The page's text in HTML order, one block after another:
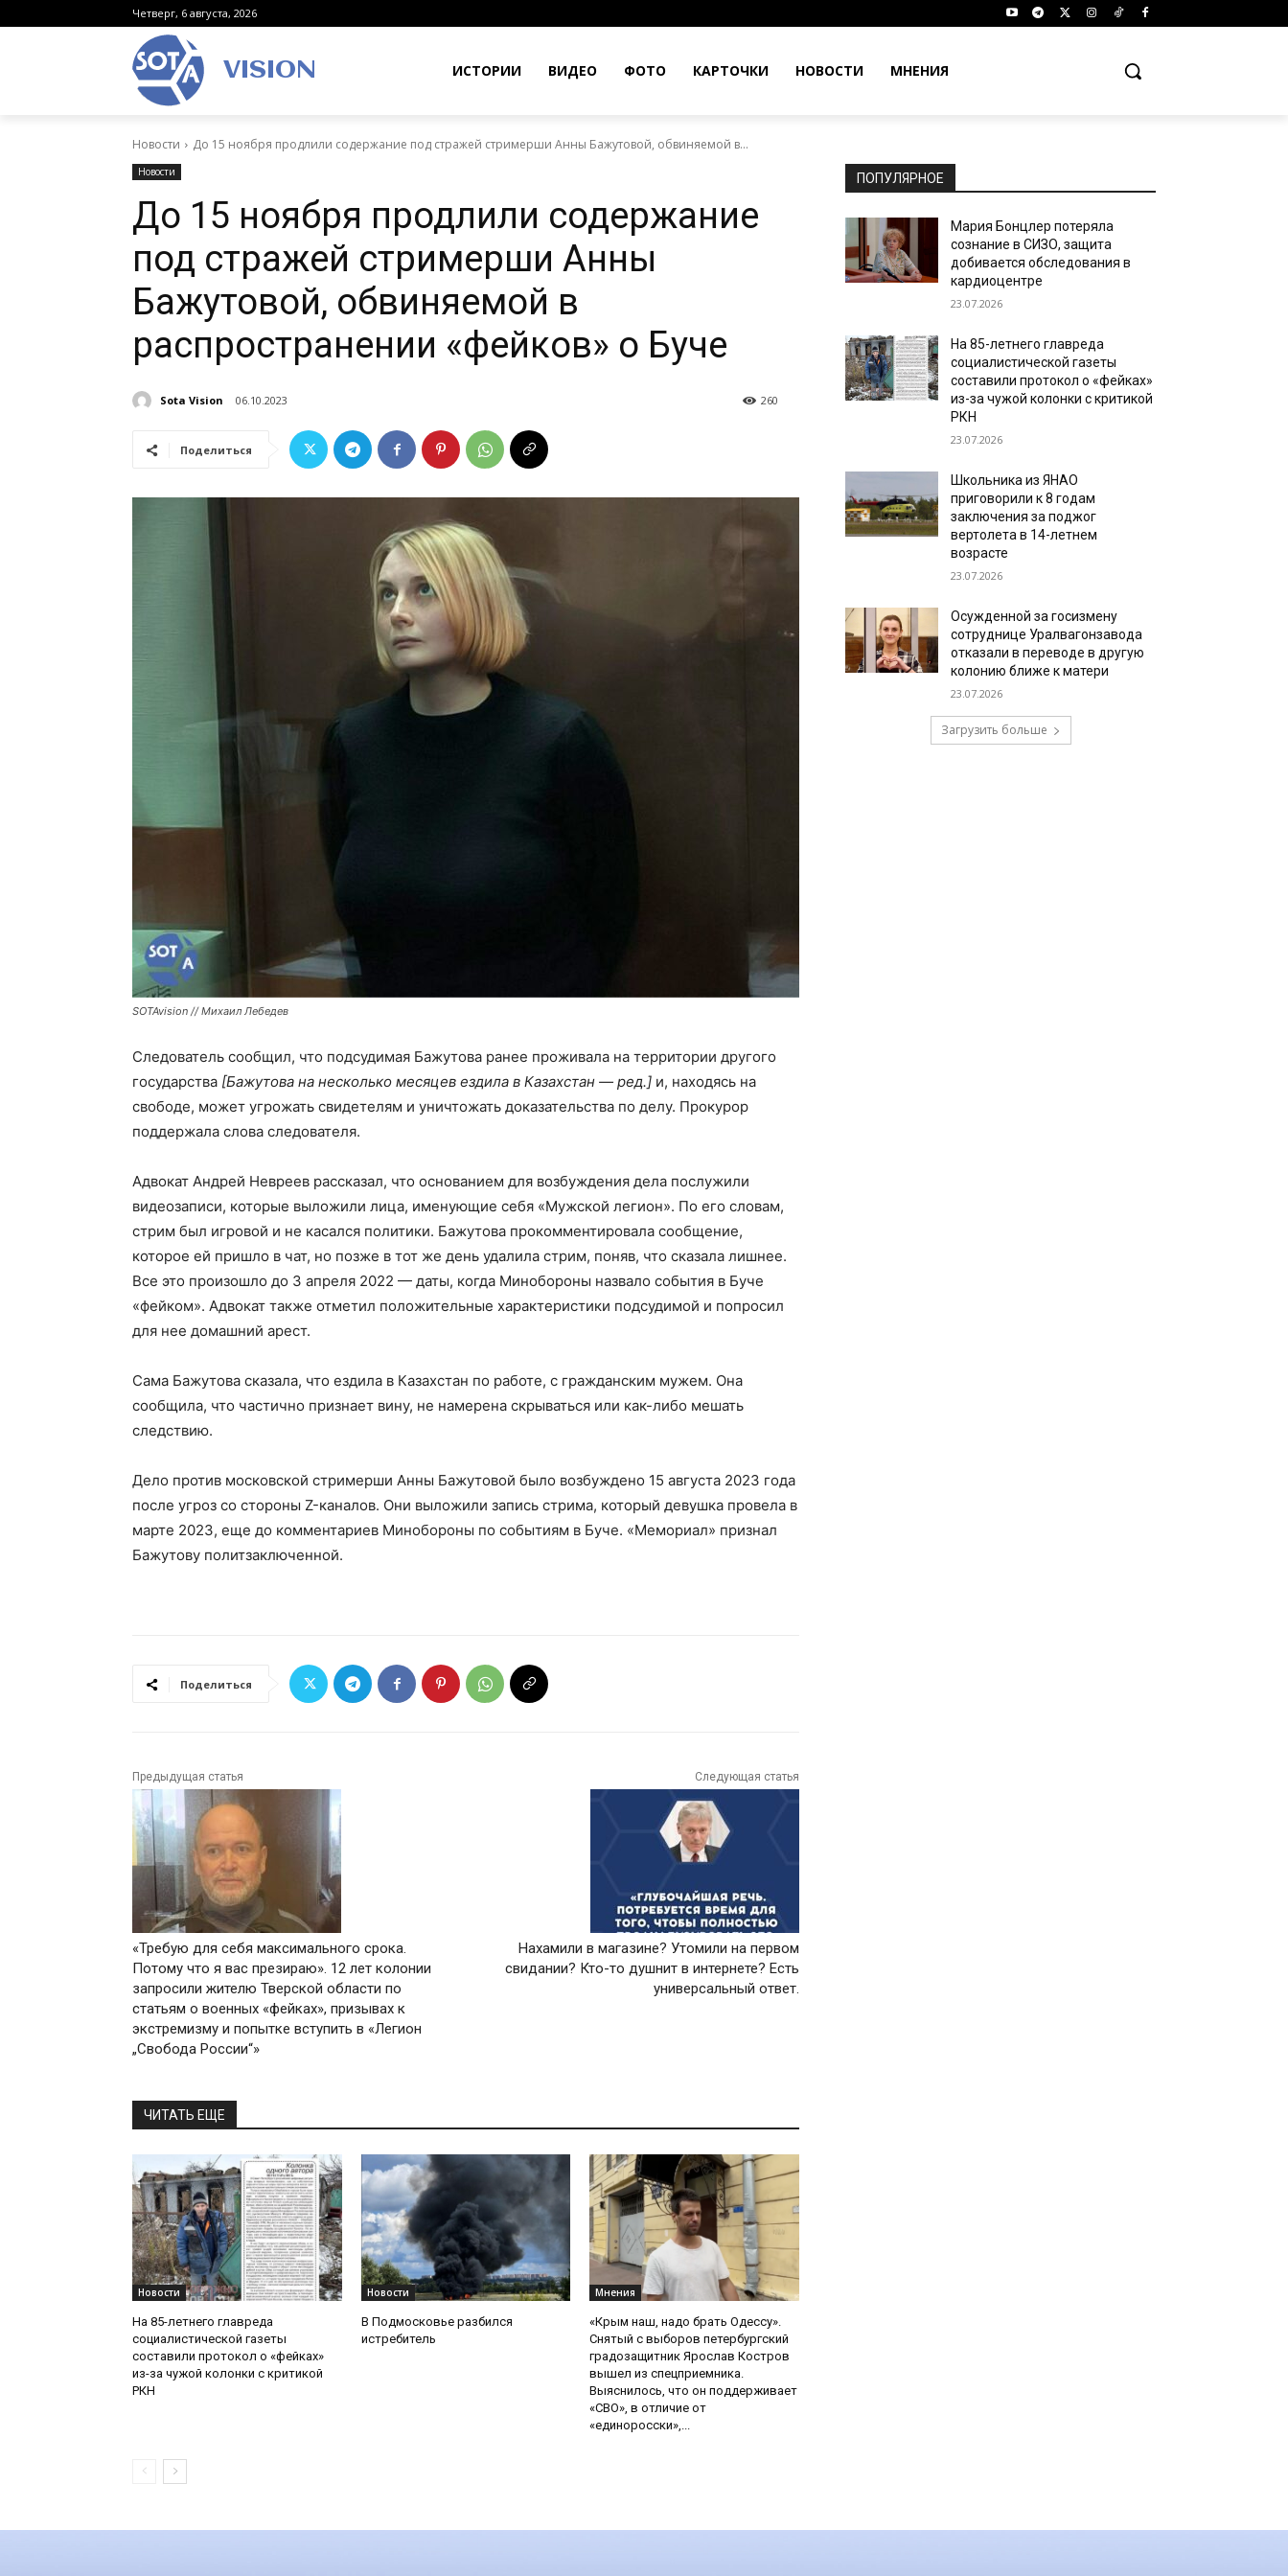
Четверг, 6 августа, 2026
VISION ИСТОРИИ ВИДЕО ФОТО КАРТОЧКИ НОВОСТИ МНЕНИЯ
Новости До 15 ноября продлили содержание под стражей стримерши Анны Бажутовой, обвиняемой в...
Новости
До 15 ноября продлили содержание
под стражей стримерши Анны
Бажутовой, обвиняемой в
распространении «фейков» о Буче
Sota Vision 06.10.2023 260
Поделиться
SOTAvision // Михаил Лебедев
Следователь сообщил, что подсудимая Бажутова ранее проживала на территории другого
государства [Бажутова на несколько месяцев ездила в Казахстан — ред.] и, находясь на
свободе, может угрожать свидетелям и уничтожать доказательства по делу. Прокурор
поддержала слова следователя.
Адвокат Андрей Невреев рассказал, что основанием для возбуждения дела послужили
видеозаписи, которые выложили лица, именующие себя «Мужской легион». По его словам,
стрим был игровой и не касался политики. Бажутова прокомментировала сообщение,
которое ей пришло в чат, но позже в тот же день удалила стрим, поняв, что сказала лишнее.
Все это произошло до 3 апреля 2022 — даты, когда Минобороны назвало события в Буче
«фейком». Адвокат также отметил положительные характеристики подсудимой и попросил
для нее домашний арест.
Сама Бажутова сказала, что ездила в Казахстан по работе, с гражданским мужем. Она
сообщила, что частично признает вину, не намерена скрываться или как-либо мешать
следствию.
Дело против московской стримерши Анны Бажутовой было возбуждено 15 августа 2023 года
после угроз со стороны Z-каналов. Они выложили запись стрима, который девушка провела в
марте 2023, еще до комментариев Минобороны по событиям в Буче. «Мемориал» признал
Бажутову политзаключенной.
Поделиться
Предыдущая статья
«Требую для себя максимального срока.
Потому что я вас презираю». 12 лет колонии
запросили жителю Тверской области по
статьям о военных «фейках», призывах к
экстремизму и попытке вступить в «Легион
„Свобода России“»
Следующая статья
Нахамили в магазине? Утомили на первом
свидании? Кто-то душнит в интернете? Есть
универсальный ответ.
ЧИТАТЬ ЕЩЕ
Новости
На 85-летнего главреда
социалистической газеты
составили протокол о «фейках»
из-за чужой колонки с критикой
РКН
Новости
В Подмосковье разбился
истребитель
Мнения
«Крым наш, надо брать Одессу».
Снятый с выборов петербургский
градозащитник Ярослав Костров
вышел из спецприемника.
Выяснилось, что он поддерживает
«СВО», в отличие от
«единоросски»,...
ПОПУЛЯРНОЕ
Мария Бонцлер потеряла
сознание в СИЗО, защита
добивается обследования в
кардиоцентре
23.07.2026
На 85-летнего главреда
социалистической газеты
составили протокол о «фейках»
из-за чужой колонки с критикой
РКН
23.07.2026
Школьника из ЯНАО
приговорили к 8 годам
заключения за поджог
вертолета в 14-летнем
возрасте
23.07.2026
Осужденной за госизмену
сотруднице Уралвагонзавода
отказали в переводе в другую
колонию ближе к матери
23.07.2026
Загрузить больше